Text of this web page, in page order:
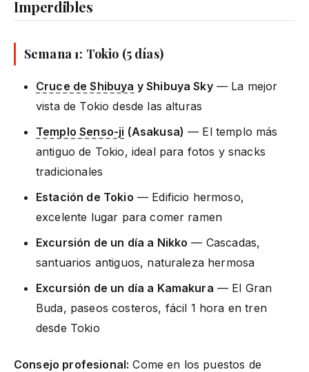
Imperdibles
Semana 1: Tokio (5 días)
Cruce de Shibuya y Shibuya Sky— La mejor
vista de Tokio desde las alturas
Templo Senso-ji (Asakusa) — El templo más
antiguo de Tokio, ideal para fotos y snacks
tradicionales
Estación de Tokio — Edificio hermoso,
excelente lugar para comer ramen
Excursión de un día a Nikko — Cascadas,
santuarios antiguos, naturaleza hermosa
Excursión de un día a Kamakura — El Gran
Buda, paseos costeros, fácil 1 hora en tren
desde Tokio
Consejo profesional: Come en los puestos de